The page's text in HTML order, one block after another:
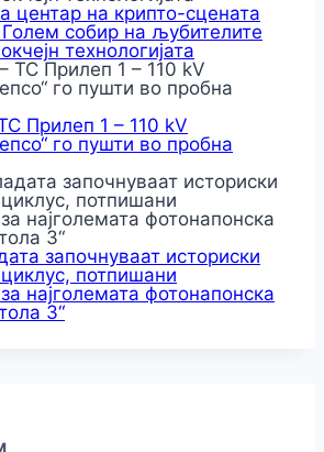
центар на крипто-сцената
собир на љубителите
технологијата
Прилеп 1 – 110 kV
го пушти во пробна
започнуваат историски
потпишани
најголемата фотонапонска
3“